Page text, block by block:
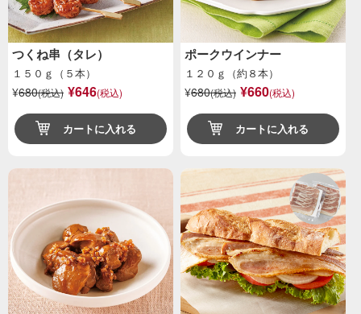
つくね串（タレ）
１５０ｇ（５本）
¥680(税込) ¥646(税込)
カートに入れる
ポークウインナー
１２０ｇ（約８本）
¥680(税込) ¥660(税込)
カートに入れる